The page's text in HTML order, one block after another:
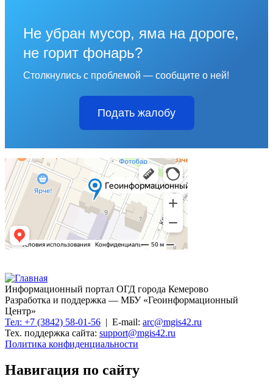
Не убран мусор, яма на дороге,
не горит фонарь?
Столкнулись с проблемой — сообщите о ней!
Подать жалобу
Информационный портал ОГД города Кемерово
Разработка и поддержка — МБУ «Геоинформационный
Центр»
Тел: +7 (3842) 58-01-56 | E-mail: arc@mgis42.ru
Тех. поддержка сайта: support@mgis42.ru
Политика конфиденциальности
Навигация по сайту